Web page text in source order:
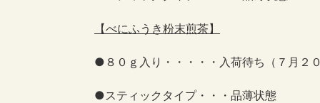
【べにふうき粉末煎茶】
●８０ｇ入り・・・・・入荷待ち（７月２０
●スティックタイプ・・・品薄状態